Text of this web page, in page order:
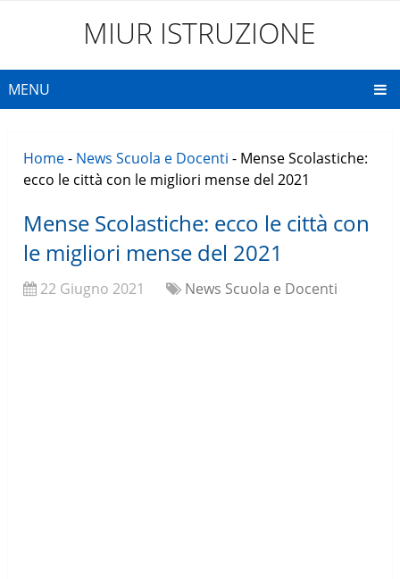
MIUR ISTRUZIONE
MENU
Home- News Scuola e Docenti - Mense Scolastiche:
ecco le città con le migliori mense del 2021
Mense Scolastiche: ecco le città con
le migliori mense del 2021
22 Giugno 2021 News Scuola e Docenti